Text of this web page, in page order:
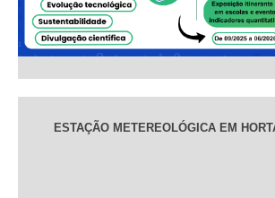
ESTAÇÃO METEREOLÓGICA EM